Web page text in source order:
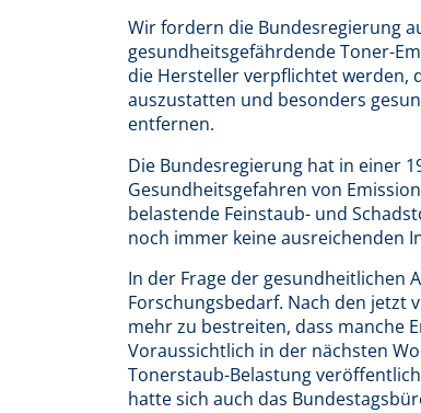
Wir fordern die Bundesregierung
gesundheitsgefährdende Toner-
die Hersteller verpflichtet werden,
auszustatten und besonders
entfernen.
Die Bundesregierung hat in einer
Gesundheitsgefahren von
belastende Feinstaub- und
noch immer keine ausreichenden
In der Frage der gesundheitlichen
Forschungsbedarf. Nach den jetzt
mehr zu bestreiten, dass manche
Voraussichtlich in der nächsten
Tonerstaub-Belastung
hatte sich auch das